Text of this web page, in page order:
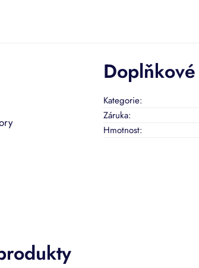
Kategorie:
Záruka:
Hmotnost: